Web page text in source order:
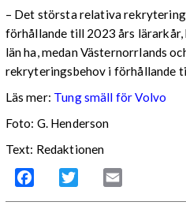
– Det största relativa
förhållande till 2023 års lärarkår,
län ha, medan Västernorrlands
rekryteringsbehov i förhållande
Läs mer: Tung smäll för Volvo
Foto: G. Henderson
Text: Redaktionen
Facebook Twitter